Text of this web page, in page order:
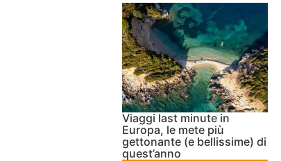
Viaggi last minute in
Europa, le mete più
gettonante (e bellissime) di
quest’anno